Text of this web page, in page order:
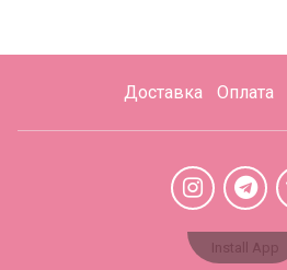
Доставка Оплата
Install App